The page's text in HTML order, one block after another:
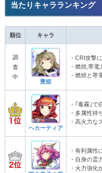
当たりキャラランキング
順位 キャラ
調
査
中
豊姫
・CRI攻撃
・燃焼,帯
・燃焼と帯
ヘカーティア
・｢毒霧｣で
・多属性持
・高火力な
・有利属性
・自身の霊
・火力強化